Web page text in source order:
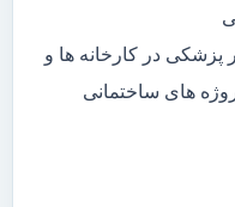
پزشکی در کارخانه ها و
های ساختمانی